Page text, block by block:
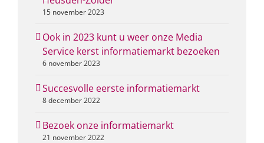
15 november 2023
Ook in 2023 kunt u weer onze Media
Service kerst informatiemarkt bezoeken
6 november 2023
Succesvolle eerste informatiemarkt
8 december 2022
Bezoek onze informatiemarkt
21 november 2022